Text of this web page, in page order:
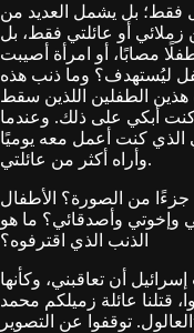
فقط؛ بل يشمل العديد من
أو عائلتي فقط، بل
مصابًا، أو امرأة أصيبت
ليُستهدف؟ وما ذنب هذه
هذين الطفلين اللذين سقط
كنت أبكي على ذلك. وعندما
الذي كنت أعمل معه يوميًا
وأراه أكثر من عائلتي.
من الصورة؟ الأطفال
وإخوتي وأصدقائي؟ ما هو
الذنب الذي اقترفوه؟
أن تعاقبني، وكأنها
قتلنا عائلة زميلكم محمد